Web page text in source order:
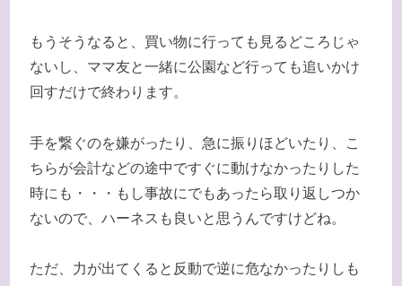
もうそうなると、買い物に行っても見るどころじゃ
ないし、ママ友と一緒に公園など行っても追いかけ
回すだけで終わります。
手を繋ぐのを嫌がったり、急に振りほどいたり、こ
ちらが会計などの途中ですぐに動けなかったりした
時にも・・・もし事故にでもあったら取り返しつか
ないので、ハーネスも良いと思うんですけどね。
ただ、力が出てくると反動で逆に危なかったりしも